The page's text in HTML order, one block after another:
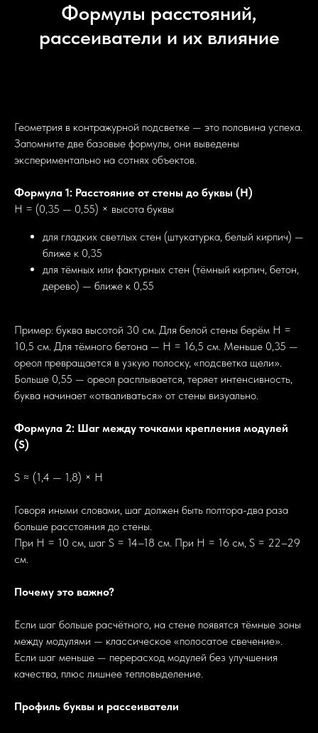
Формулы расстояний,
рассеиватели и их влияние
Геометрия в контражурной подсветке — это половина успеха.
Запомните две базовые формулы, они выведены
экспериментально на сотнях объектов.
Формула 1: Расстояние от стены до буквы (H)
H = (0,35 — 0,55) × высота буквы
для гладких светлых стен (штукатурка, белый кирпич) —
ближе к 0,35
для тёмных или фактурных стен (тёмный кирпич, бетон,
дерево) — ближе к 0,55
Пример: буква высотой 30 см. Для белой стены берём H =
10,5 см. Для тёмного бетона — H = 16,5 см. Меньше 0,35 —
ореол превращается в узкую полоску, «подсветка щели».
Больше 0,55 — ореол расплывается, теряет интенсивность,
буква начинает «отваливаться» от стены визуально.
Формула 2: Шаг между точками крепления модулей
(S)
S ≈ (1,4 — 1,8) × H
Говоря иными словами, шаг должен быть полтора-два раза
больше расстояния до стены.
При H = 10 см, шаг S = 14–18 см. При H = 16 см, S = 22–29
см.
Почему это важно?
Если шаг больше расчётного, на стене появятся тёмные зоны
между модулями — классическое «полосатое свечение».
Если шаг меньше — перерасход модулей без улучшения
качества, плюс лишнее тепловыделение.
Профиль буквы и рассеиватели